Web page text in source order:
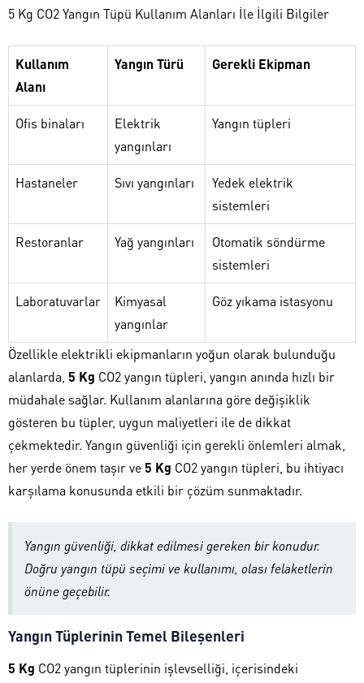
5 Kg CO2 Yangın Tüpü Kullanım Alanları İle İlgili Bilgiler
Kullanım
Alanı
Yangın Türü Gerekli Ekipman
Ofis binaları
Elektrik
yangınları
Yangın tüpleri
Hastaneler Sıvı yangınları
Yedek elektrik
sistemleri
Restoranlar Yağ yangınları
Otomatik söndürme
sistemleri
Laboratuvarlar
Kimyasal
yangınlar
Göz yıkama istasyonu
Özellikle elektrikli ekipmanların yoğun olarak bulunduğu
alanlarda, 5 Kg CO2 yangın tüpleri, yangın anında hızlı bir
müdahale sağlar. Kullanım alanlarına göre değişiklik
gösteren bu tüpler, uygun maliyetleri ile de dikkat
çekmektedir. Yangın güvenliği için gerekli önlemleri almak,
her yerde önem taşır ve 5 Kg CO2 yangın tüpleri, bu ihtiyacı
karşılama konusunda etkili bir çözüm sunmaktadır.
Yangın güvenliği, dikkat edilmesi gereken bir konudur.
Doğru yangın tüpü seçimi ve kullanımı, olası felaketlerin
önüne geçebilir.
Yangın Tüplerinin Temel Bileşenleri
5 Kg CO2 yangın tüplerinin işlevselliği, içerisindeki